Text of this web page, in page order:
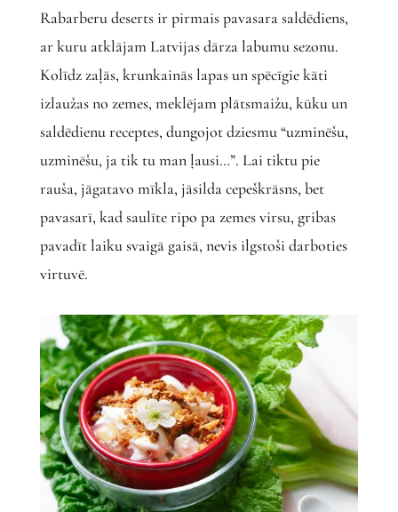
Rabarberu deserts ir pirmais pavasara saldēdiens,
ar kuru atklājam Latvijas dārza labumu sezonu.
Kolīdz zaļās, krunkainās lapas un spēcīgie kāti
izlaužas no zemes, meklējam plātsmaižu, kūku un
saldēdienu receptes, dungojot dziesmu “uzminēšu,
uzminēšu, ja tik tu man ļausi…”. Lai tiktu pie
rauša, jāgatavo mīkla, jāsilda cepeškrāsns, bet
pavasarī, kad saulīte ripo pa zemes virsu, gribas
pavadīt laiku svaigā gaisā, nevis ilgstoši darboties
virtuvē.